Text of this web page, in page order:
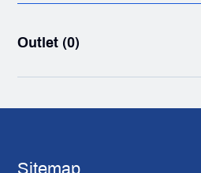
Outlet (0)
Sitemap